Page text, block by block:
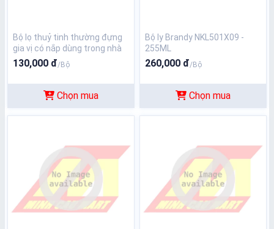
Bộ lọ thuỷ tinh thường đựng
gia vị có nắp dùng trong nhà
bếp có khay đế nhựa kí hiệu
MD09-1171
130,000 đ/Bộ
Chọn mua
Bộ ly Brandy NKL501X09 -
255ML
260,000 đ/Bộ
Chọn mua